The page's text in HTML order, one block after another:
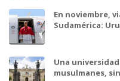
En noviembre,
Sudamérica:
Una
musulmanes,